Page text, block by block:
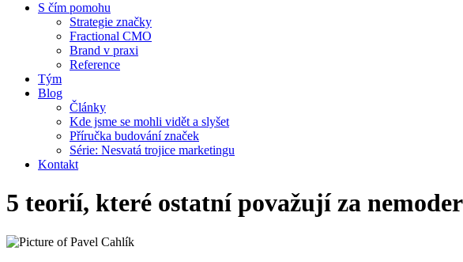
S čím pomohu
Strategie značky
Fractional CMO
Brand v praxi
Reference
Tým
Blog
Články
Kde jsme se mohli vidět a slyšet
Příručka budování značek
Série: Nesvatá trojice marketingu
Kontakt
5 teorií, které ostatní považují za